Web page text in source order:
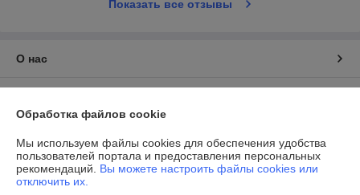
Показать все отзывы
О нас
График работы
Обработка файлов cookie
Мы используем файлы cookies для обеспечения удобства
пользователей портала и предоставления персональных
рекомендаций. Вы можете настроить файлы cookies или
отключить их.